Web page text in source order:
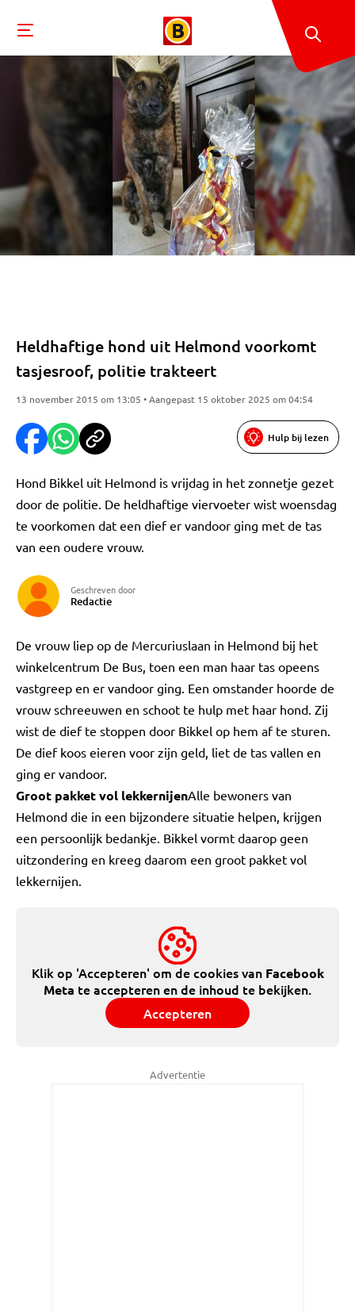
Heldhaftige hond uit Helmond voorkomt
tasjesroof, politie trakteert
13 november 2015 om 13:05 • Aangepast 15 oktober 2025 om 04:54
Hulp bij lezen
Hond Bikkel uit Helmond is vrijdag in het zonnetje gezet
door de politie. De heldhaftige viervoeter wist woensdag
te voorkomen dat een dief er vandoor ging met de tas
van een oudere vrouw.
Geschreven door
Redactie
De vrouw liep op de Mercuriuslaan in Helmond bij het
winkelcentrum De Bus, toen een man haar tas opeens
vastgreep en er vandoor ging. Een omstander hoorde de
vrouw schreeuwen en schoot te hulp met haar hond. Zij
wist de dief te stoppen door Bikkel op hem af te sturen.
De dief koos eieren voor zijn geld, liet de tas vallen en
ging er vandoor.
Groot pakket vol lekkernijenAlle bewoners van
Helmond die in een bijzondere situatie helpen, krijgen
een persoonlijk bedankje. Bikkel vormt daarop geen
uitzondering en kreeg daarom een groot pakket vol
lekkernijen.
Klik op 'Accepteren' om de cookies van Facebook
Meta te accepteren en de inhoud te bekijken.
Accepteren
Advertentie